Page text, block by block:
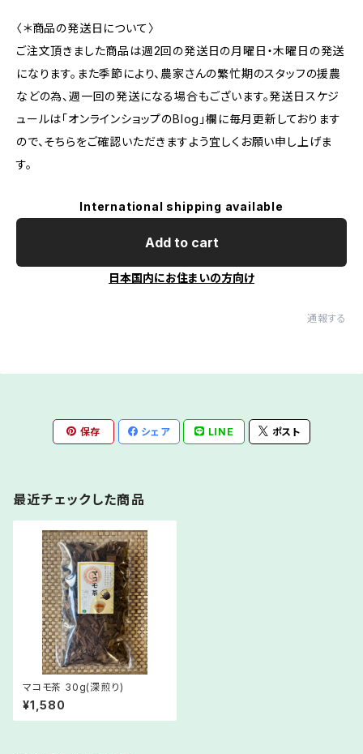
〈＊商品の発送日について〉
ご注文頂きました商品は週2回の発送日の月曜日・木曜日の発送
になります。また季節により、農家さんの繁忙期のスタッフの援農
などの為、週一回の発送になる場合もございます。発送日スケジ
ュールは「オンラインショップのBlog」欄に毎月更新しております
ので、そちらをご確認いただきますよう宜しくお願い申し上げま
す。
International shipping available
Add to cart
日本国内にお住まいの方向け
通報する
保存 シェア LINE ポスト
最近チェックした商品
マコモ茶 30g(深煎り)
¥1,580